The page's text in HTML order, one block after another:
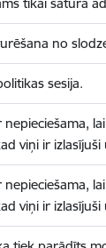
no
sesija.
nepieciešama,
viņi ir
nepieciešama,
viņi ir